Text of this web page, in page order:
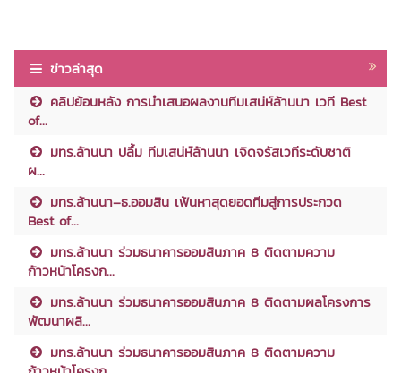
ข่าวล่าสุด
คลิปย้อนหลัง การนำเสนอผลงานทีมเสน่ห์ล้านนา เวที Best
of...
มทร.ล้านนา ปลื้ม ทีมเสน่ห์ล้านนา เจิดจรัสเวทีระดับชาติ
ผ...
มทร.ล้านนา–ธ.ออมสิน เฟ้นหาสุดยอดทีมสู่การประกวด
Best of...
มทร.ล้านนา ร่วมธนาคารออมสินภาค 8 ติดตามความ
ก้าวหน้าโครงก...
มทร.ล้านนา ร่วมธนาคารออมสินภาค 8 ติดตามผลโครงการ
พัฒนาผลิ...
มทร.ล้านนา ร่วมธนาคารออมสินภาค 8 ติดตามความ